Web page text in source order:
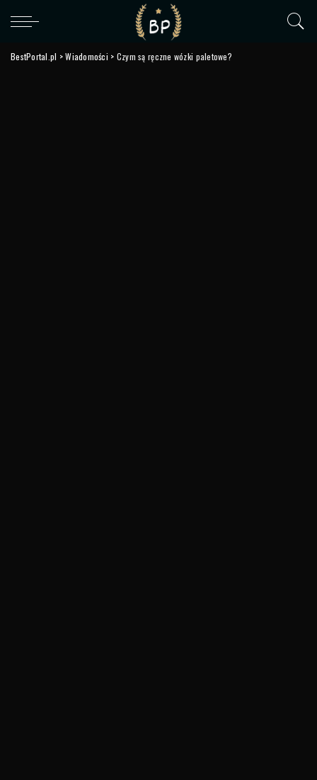
BestPortal.pl >Wiadomości > Czym są ręczne wózki paletowe?